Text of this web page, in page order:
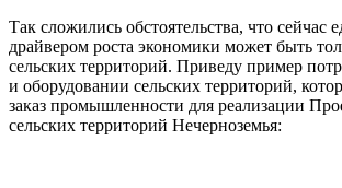
Так сложились обстоятельства, что сейчас
драйвером роста экономики может быть
сельских территорий. Приведу пример
и оборудовании сельских территорий,
заказ промышленности для реализации
сельских территорий Нечерноземья: